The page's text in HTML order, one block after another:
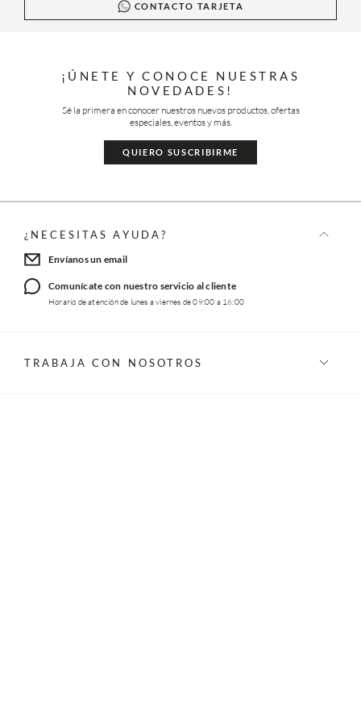
CONTACTO TARJETA
¡ÚNETE Y CONOCE NUESTRAS
NOVEDADES!
Sé la primera en conocer nuestros nuevos productos, ofertas
especiales, eventos y más.
QUIERO SUSCRIBIRME
¿NECESITAS AYUDA?
Envíanos un email
Comunícate con nuestro servicio al cliente
Horario de atención de lunes a viernes de 09:00 a 16:00
TRABAJA CON NOSOTROS